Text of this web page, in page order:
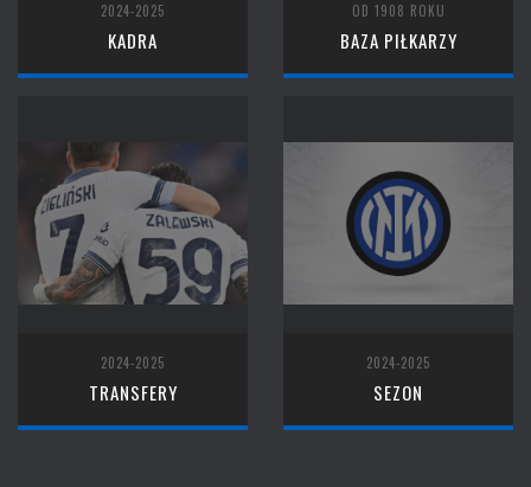
2024-2025
KADRA
OD 1908 ROKU
BAZA PIŁKARZY
2024-2025
TRANSFERY
2024-2025
SEZON